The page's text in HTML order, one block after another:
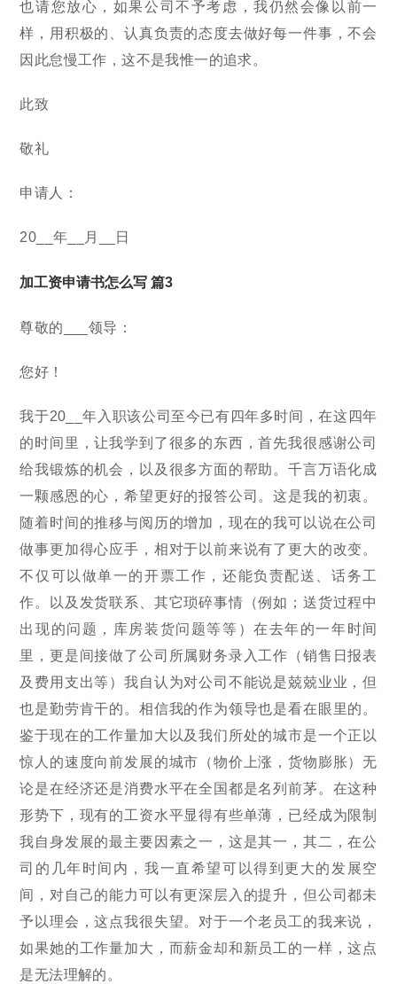
也请您放心，如果公司不予考虑，我仍然会像以前一
样，用积极的、认真负责的态度去做好每一件事，不会
因此怠慢工作，这不是我惟一的追求。
此致
敬礼
申请人：
20__年__月__日
加工资申请书怎么写 篇3
尊敬的___领导：
您好！
我于20__年入职该公司至今已有四年多时间，在这四年
的时间里，让我学到了很多的东西，首先我很感谢公司
给我锻炼的机会，以及很多方面的帮助。千言万语化成
一颗感恩的心，希望更好的报答公司。这是我的初衷。
随着时间的推移与阅历的增加，现在的我可以说在公司
做事更加得心应手，相对于以前来说有了更大的改变。
不仅可以做单一的开票工作，还能负责配送、话务工
作。以及发货联系、其它琐碎事情（例如；送货过程中
出现的问题，库房装货问题等等）在去年的一年时间
里，更是间接做了公司所属财务录入工作（销售日报表
及费用支出等）我自认为对公司不能说是兢兢业业，但
也是勤劳肯干的。相信我的作为领导也是看在眼里的。
鉴于现在的工作量加大以及我们所处的城市是一个正以
惊人的速度向前发展的城市（物价上涨，货物膨胀）无
论是在经济还是消费水平在全国都是名列前茅。在这种
形势下，现有的工资水平显得有些单薄，已经成为限制
我自身发展的最主要因素之一，这是其一，其二，在公
司的几年时间内，我一直希望可以得到更大的发展空
间，对自己的能力可以有更深层入的提升，但公司都未
予以理会，这点我很失望。对于一个老员工的我来说，
如果她的工作量加大，而薪金却和新员工的一样，这点
是无法理解的。